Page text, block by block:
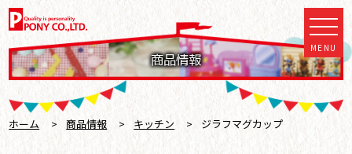
商品情報
MENU
ホーム > 商品情報 > キッチン > ジラフマグカップ